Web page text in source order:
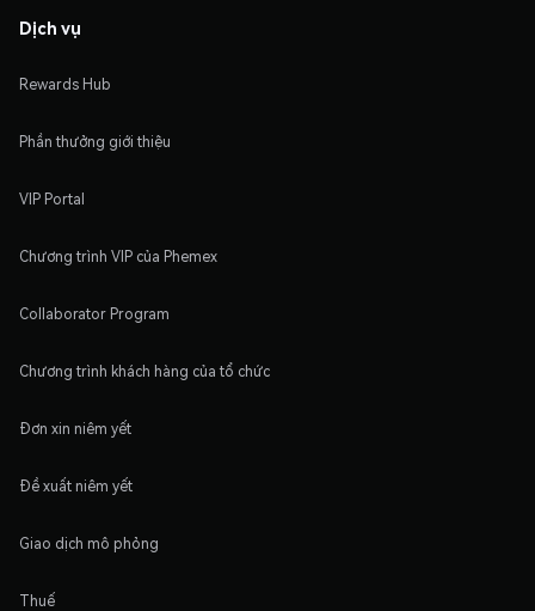
Dịch vụ
Rewards Hub
Phần thưởng giới thiệu
VIP Portal
Chương trình VIP của Phemex
Collaborator Program
Chương trình khách hàng của tổ chức
Đơn xin niêm yết
Đề xuất niêm yết
Giao dịch mô phỏng
Thuế